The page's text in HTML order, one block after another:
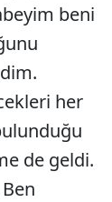
beni
her
de geldi.